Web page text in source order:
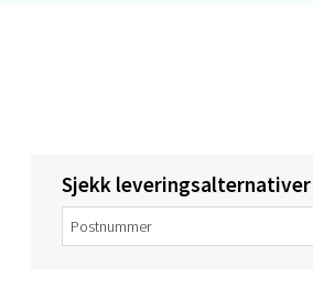
Sjekk leveringsalternativer
Åpent i dag 10-18
0 i butikk